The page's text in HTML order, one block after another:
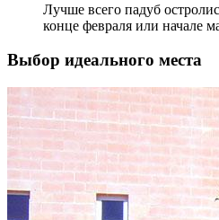
Лучше всего падуб
конце февраля или начале
Выбор идеального места